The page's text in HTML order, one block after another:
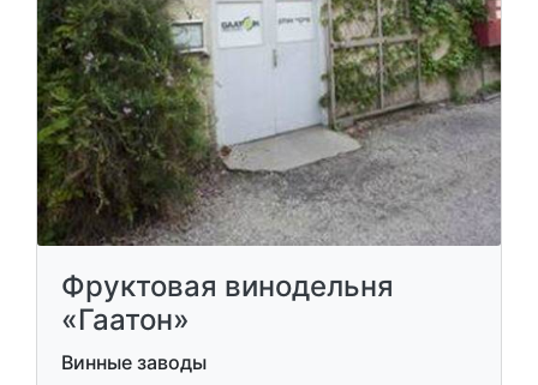
Фруктовая винодельня
«Гаатон»
Винные заводы